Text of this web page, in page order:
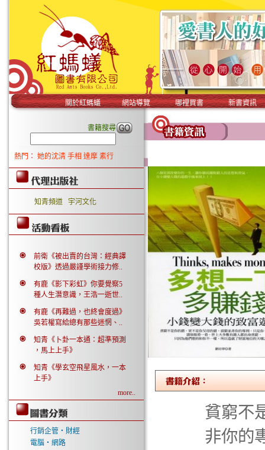
關於紅螞蟻 網站導覽 哪裡買書 新書資訊
書籍搜尋
熱門： 她的沈清 手相 達摩 素行
知青頻道 宇河文化
前衛《被出賣的台灣：經典譯
校版》透過嚴謹學術接力修..
有鹿《影下彩虹》你要覺察5
種人生潛意識，王浩一逝世..
有鹿《再難過，也終會度過》
吳若權寫給總有那些迷惘、..
知青《卜卦一本通：超準預測
，馬上上手》
知青《學玄空飛星風水，一本
上手》
more..
行銷企管‧財經
電腦‧網路
貧窮不
非你的